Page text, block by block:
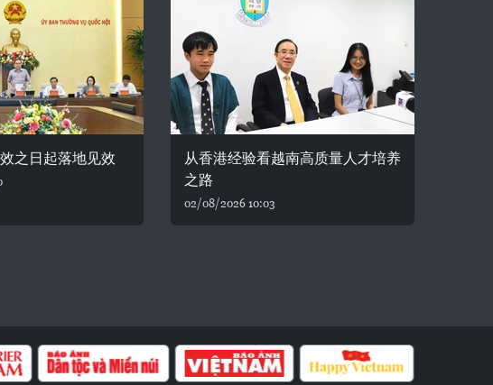
之日起落地见效
从香港经验看越南高质量人才培养
之路
02/08/2026 10:03